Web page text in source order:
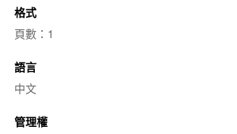
格式
頁數：1
語言
中文
管理權